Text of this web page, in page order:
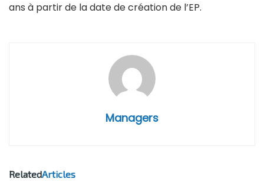
ans à partir de la date de création de l’EP.
Managers
RelatedArticles